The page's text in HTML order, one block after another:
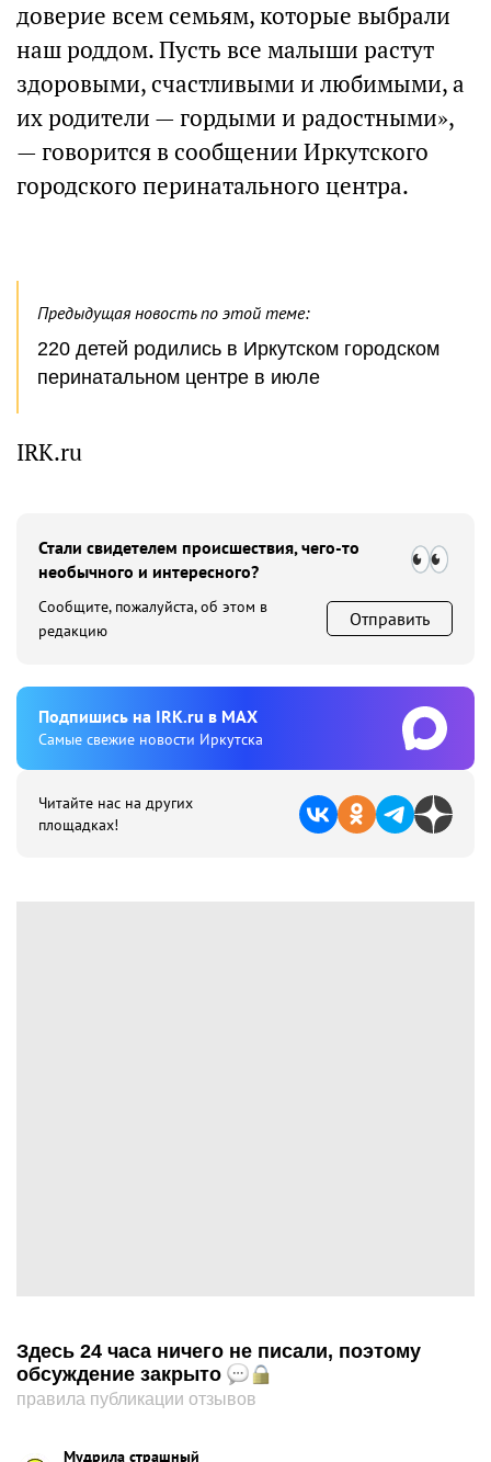
доверие всем семьям, которые выбрали
наш роддом. Пусть все малыши растут
здоровыми, счастливыми и любимыми, а
их родители — гордыми и радостными»,
— говорится в сообщении Иркутского
городского перинатального центра.
Предыдущая новость по этой теме:
220 детей родились в Иркутском городском
перинатальном центре в июле
IRK.ru
Стали свидетелем происшествия, чего-то
необычного и интересного?
Сообщите, пожалуйста, об этом в
редакцию
Отправить
Подпишиcь на IRK.ru в MAX
Cамые свежие новости Иркутска
Читайте нас на других
площадках!
Здесь 24 часа ничего не писали, поэтому
обсуждение закрыто
правила публикации отзывов
Мудрила страшный